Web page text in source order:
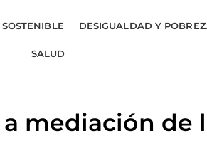
DESIGUALDAD Y
SALUD
mediación de